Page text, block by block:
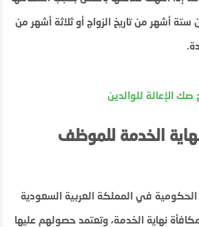
أشهر من تاريخ الزواج أو ثلاثة أشهر من
صك الإعالة للوالدين
الخدمة للموظف
في المملكة العربية السعودية
نهاية الخدمة، وتعتمد حصولهم عليها